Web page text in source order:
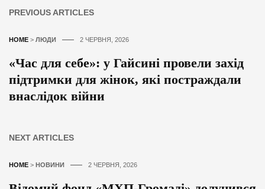
PREVIOUS ARTICLES
HOME > ЛЮДИ 2 ЧЕРВНЯ, 2026
«Час для себе»: у Гайсині провели захід
підтримки для жінок, які постраждали
внаслідок війни
NEXT ARTICLES
HOME > НОВИНИ 2 ЧЕРВНЯ, 2026